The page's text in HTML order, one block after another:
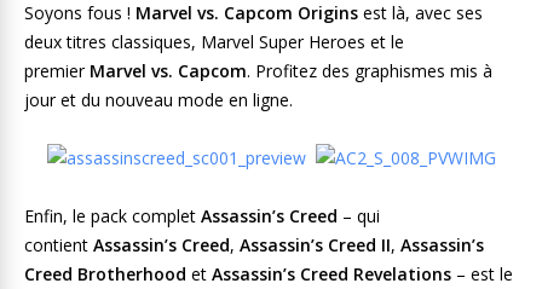
Soyons fous ! Marvel vs. Capcom Origins est là, avec ses
deux titres classiques, Marvel Super Heroes et le
premier Marvel vs. Capcom. Profitez des graphismes mis à
jour et du nouveau mode en ligne.
Enfin, le pack complet Assassin’s Creed – qui
contient Assassin’s Creed, Assassin’s Creed II, Assassin’s
Creed Brotherhood et Assassin’s Creed Revelations – est le